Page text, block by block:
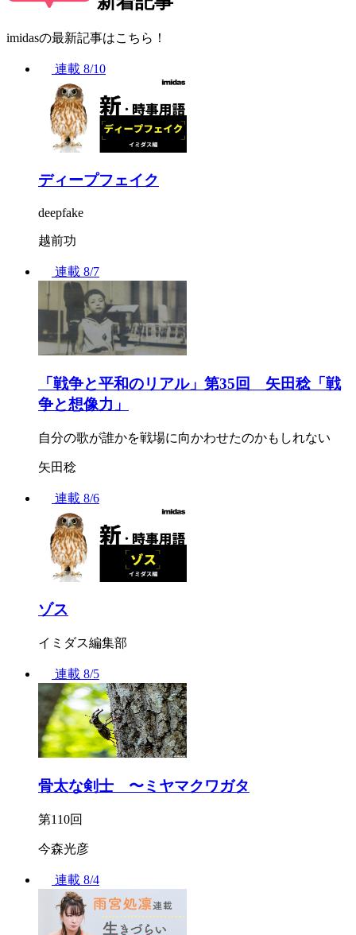
imidasの最新記事はこちら！
連載 8/10
ディープフェイク
deepfake
越前功
連載 8/7
「戦争と平和のリアル」第35回 矢田稔「戦
争と想像力」
自分の歌が誰かを戦場に向かわせたのかもしれない
矢田稔
連載 8/6
ゾス
イミダス編集部
連載 8/5
骨太な剣士 〜ミヤマクワガタ
第110回
今森光彦
連載 8/4